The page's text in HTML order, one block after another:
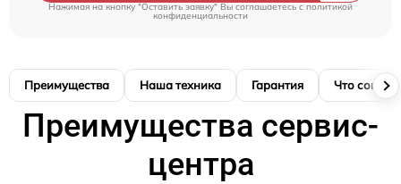
Нажимая на кнопку "Оставить заявку" Вы соглашаетесь cполитикой
конфиденциальности
Преимущества Наша техника Гарантия Что
Преимущества сервис-
центра